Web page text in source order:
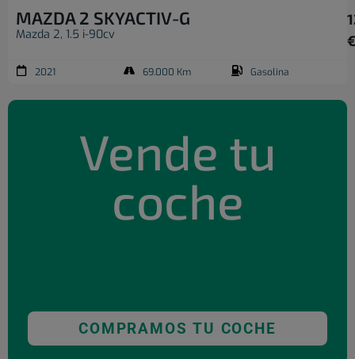
MAZDA 2 SKYACTIV-G
Mazda 2, 1.5 i-90cv
2021 69.000 Km Gasolina
Vende tu
coche
COMPRAMOS TU COCHE